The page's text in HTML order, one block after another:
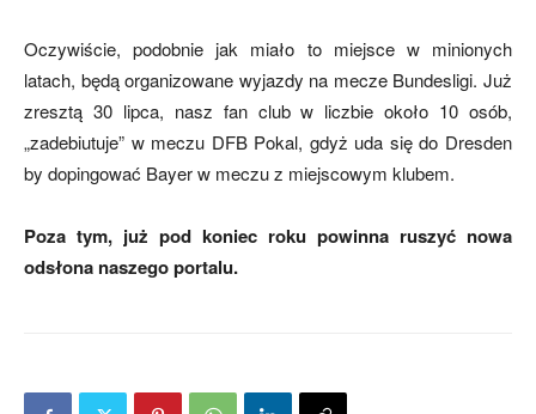
skład)
Oczywiście, podobnie jak miało to miejsce w minionych
latach, będą organizowane wyjazdy na mecze Bundesligi. Już
zresztą 30 lipca, nasz fan club w liczbie około 10 osób,
„zadebiutuje” w meczu DFB Pokal, gdyż uda się do Dresden
by dopingować Bayer w meczu z miejscowym klubem.
Poza tym, już pod koniec roku powinna ruszyć nowa
odsłona naszego portalu.